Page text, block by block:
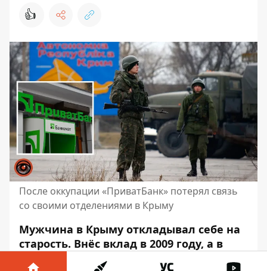
👍
После оккупации «ПриватБанк» потерял связь
со своими отделениями в Крыму
Мужчина в Крыму откладывал себе на
старость. Внёс вклад в 2009 году, а в
2014-м россияне